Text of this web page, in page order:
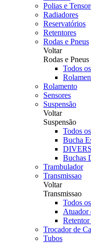
Polias e
Radiadores
Reservatórios
Retentores
Rodas e Pneus
Voltar
Rodas e Pneus
Todos
Rolamento
Sensores
Suspensão
Voltar
Suspensão
Todos
Bucha
Buchas
Trambulador
Transmissao
Voltar
Transmissao
Todos
Atuador
Trocador de
Tubos